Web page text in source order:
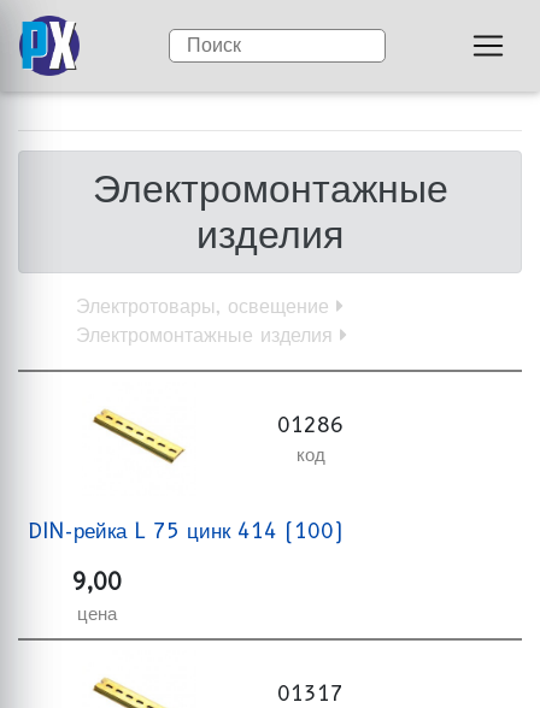
Электромонтажные
изделия
Электротовары, освещение
Электромонтажные изделия
01286
код
DIN-рейка L 75 цинк 414 (100)
9,00
цена
01317